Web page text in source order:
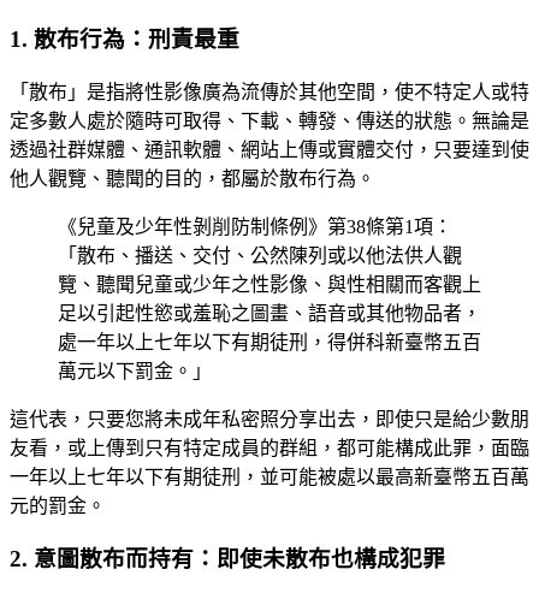
1. 散布行為：刑責最重
「散布」是指將性影像廣為流傳於其他空間，使不特定人或特
定多數人處於隨時可取得、下載、轉發、傳送的狀態。無論是
透過社群媒體、通訊軟體、網站上傳或實體交付，只要達到使
他人觀覽、聽聞的目的，都屬於散布行為。
《兒童及少年性剝削防制條例》第38條第1項：
「散布、播送、交付、公然陳列或以他法供人觀
覽、聽聞兒童或少年之性影像、與性相關而客觀上
足以引起性慾或羞恥之圖畫、語音或其他物品者，
處一年以上七年以下有期徒刑，得併科新臺幣五百
萬元以下罰金。」
這代表，只要您將未成年私密照分享出去，即使只是給少數朋
友看，或上傳到只有特定成員的群組，都可能構成此罪，面臨
一年以上七年以下有期徒刑，並可能被處以最高新臺幣五百萬
元的罰金。
2. 意圖散布而持有：即使未散布也構成犯罪